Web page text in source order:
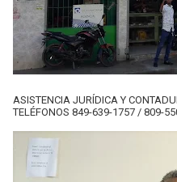
ASISTENCIA JURÍDICA Y
TELÉFONOS 849-639-1757 / 809-